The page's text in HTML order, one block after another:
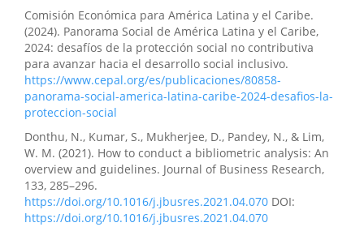
Comisión Económica para América Latina y el Caribe.
(2024). Panorama Social de América Latina y el Caribe,
2024: desafíos de la protección social no contributiva
para avanzar hacia el desarrollo social inclusivo.
https://www.cepal.org/es/publicaciones/80858-
panorama-social-america-latina-caribe-2024-desafios-la-
proteccion-social
Donthu, N., Kumar, S., Mukherjee, D., Pandey, N., & Lim,
W. M. (2021). How to conduct a bibliometric analysis: An
overview and guidelines. Journal of Business Research,
133, 285–296.
https://doi.org/10.1016/j.jbusres.2021.04.070 DOI:
https://doi.org/10.1016/j.jbusres.2021.04.070